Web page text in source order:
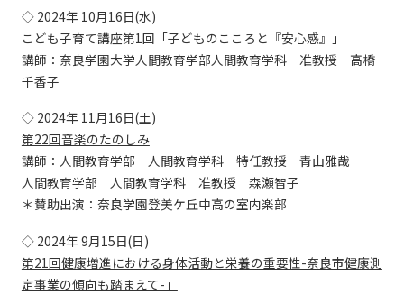
◇ 2024年 10月16日(水)
こども子育て講座第1回「子どものこころと『安心感』」
講師：奈良学園大学人間教育学部人間教育学科 准教授 高橋
千香子
◇ 2024年 11月16日(土)
第22回音楽のたのしみ
講師：人間教育学部 人間教育学科 特任教授 青山雅哉
人間教育学部 人間教育学科 准教授 森瀬智子
＊賛助出演：奈良学園登美ケ丘中高の室内楽部
◇ 2024年 9月15日(日)
第21回健康増進における身体活動と栄養の重要性-奈良市健康測
定事業の傾向も踏まえて-」